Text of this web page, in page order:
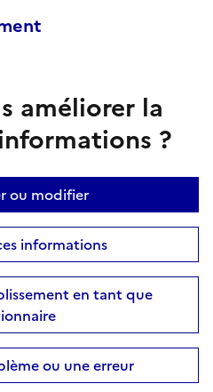
améliorer la
?
ou modifier
informations
en tant que
ou une erreur